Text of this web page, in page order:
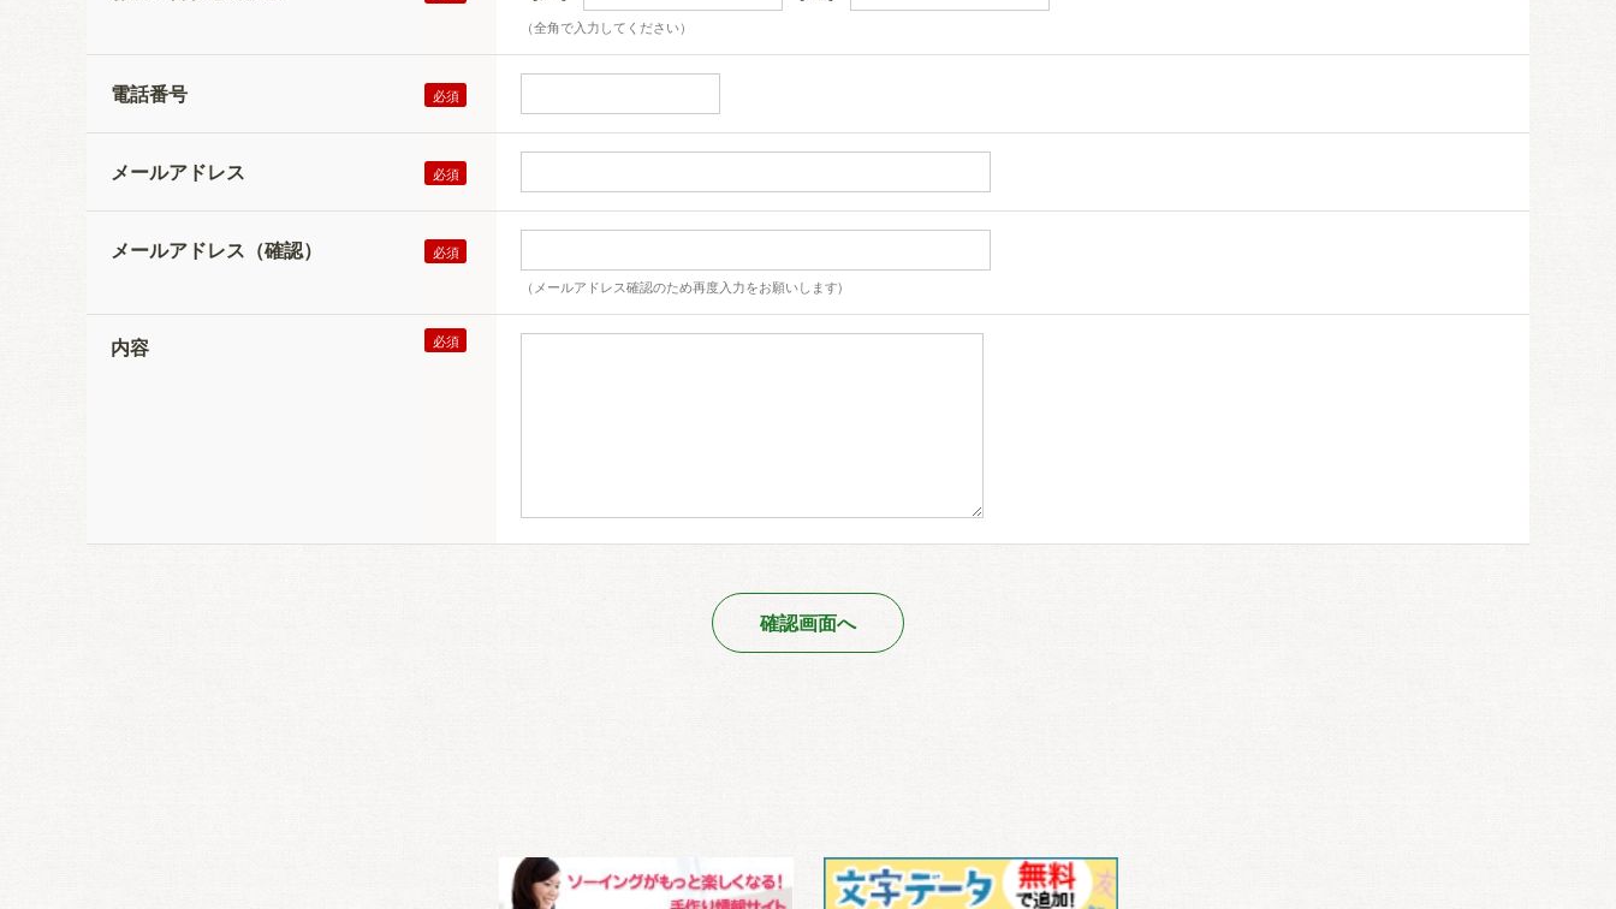
（全角で入力してください）
電話番号
メールアドレス
メールアドレス（確認）
（メールアドレス確認のため再度入力をお願いします)
内容